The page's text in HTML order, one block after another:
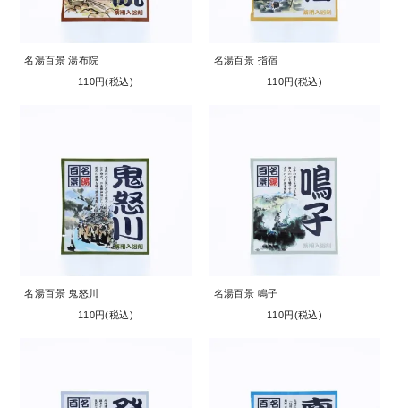
名湯百景 湯布院
110円(税込)
名湯百景 指宿
110円(税込)
名湯百景 鬼怒川
110円(税込)
名湯百景 鳴子
110円(税込)